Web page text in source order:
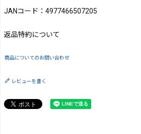
JANコード：4977466507205
返品特約について
商品についてのお問い合わせ
レビューを書く